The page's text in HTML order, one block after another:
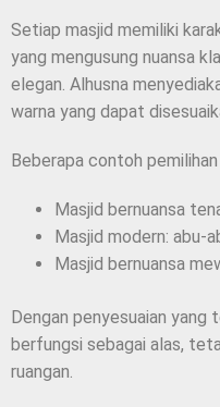
Setiap masjid memiliki
yang mengusung nuansa
elegan. Alhusna
warna yang dapat
Beberapa contoh
Masjid bernuansa
Masjid modern: abu-
Masjid bernuansa
Dengan penyesuaian
berfungsi sebagai alas,
ruangan.